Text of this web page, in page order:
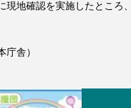
現地確認を実施したところ
舎）